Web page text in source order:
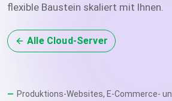
flexible Baustein skaliert mit Ihnen.
Alle Cloud-Server
Produktions-Websites, E-Commerce-